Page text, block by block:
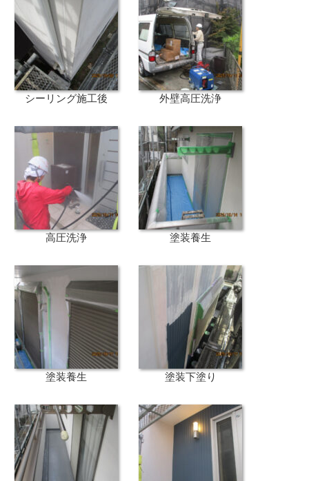
シーリング施工後 外壁高圧洗浄
高圧洗浄 塗装養生
塗装養生 塗装下塗り